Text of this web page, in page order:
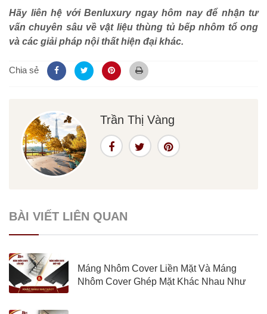
Hãy liên hệ với Benluxury ngay hôm nay để nhận tư
vấn chuyên sâu về vật liệu thùng tủ bếp nhôm tổ ong
và các giải pháp nội thất hiện đại khác.
Chia sẻ
Trần Thị Vàng
BÀI VIẾT LIÊN QUAN
Máng Nhôm Cover Liền Mặt Và Máng
Nhôm Cover Ghép Mặt Khác Nhau Như